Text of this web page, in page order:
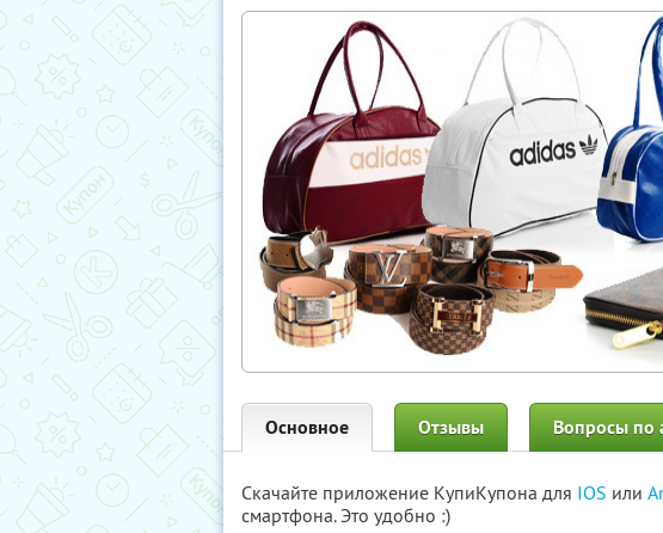
Основное Отзывы Вопросы по
Скачайте приложение КупиКупона для IOS или
смартфона. Это удобно :)